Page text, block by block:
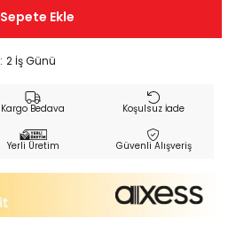
: 2 İş Günü
Kargo Bedava Koşulsuz İade
Yerli Üretim Güvenli Alışveriş